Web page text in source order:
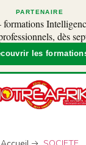
PARTENAIRE
dès
les